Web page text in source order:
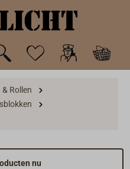
Rollen
nu